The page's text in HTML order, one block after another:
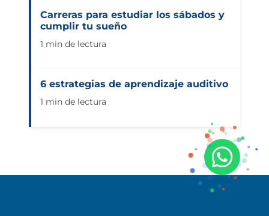
Carreras para estudiar los sábados y
cumplir tu sueño
1 min de lectura
6 estrategias de aprendizaje auditivo
1 min de lectura